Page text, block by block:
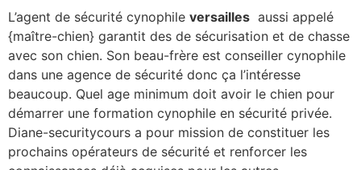
L’agent de sécurité cynophile versailles aussi appelé
{maître-chien} garantit des de sécurisation et de chasse
avec son chien. Son beau-frère est conseiller cynophile
dans une agence de sécurité donc ça l’intéresse
beaucoup. Quel age minimum doit avoir le chien pour
démarrer une formation cynophile en sécurité privée.
Diane-securitycours a pour mission de constituer les
prochains opérateurs de sécurité et renforcer les